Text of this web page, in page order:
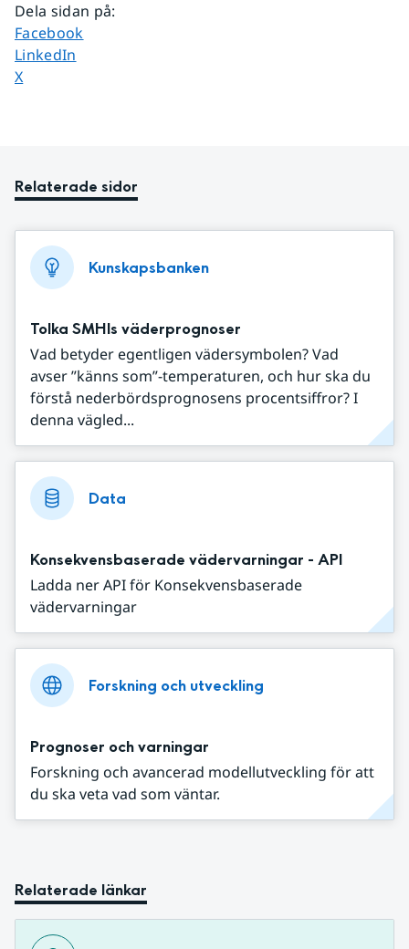
Dela sidan på:
Dela sidan på
Facebook
Dela sidan på
LinkedIn
Dela sidan på
X
Relaterade sidor
Kunskapsbanken
Tolka SMHIs väderprognoser
Vad betyder egentligen vädersymbolen? Vad
avser ”känns som”-temperaturen, och hur ska du
förstå nederbördsprognosens procentsiffror? I
denna vägled...
Data
Konsekvensbaserade vädervarningar - API
Ladda ner API för Konsekvensbaserade
vädervarningar
Forskning och utveckling
Prognoser och varningar
Forskning och avancerad modellutveckling för att
du ska veta vad som väntar.
Relaterade länkar